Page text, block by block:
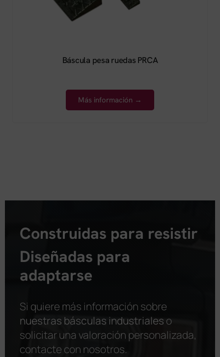
Báscula pesa ruedas PRCA
Más información →
Construidas para resistir
Diseñadas para
adaptarse
Si quiere más información sobre
nuestras básculas industriales o
solicitar una valoración personalizada,
contacte con nosotros.